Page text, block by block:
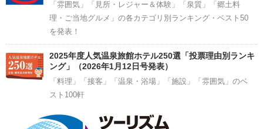
「雰囲気」「見所・レジャー＆体験」「泉質」「郷土料
理・ご当地グルメ」の各カテゴリ別ランキング・ベスト50
を発表！
2025年度人気温泉旅館ホテル250選「投票理由別ランキ
ング」（2026年1月12日号発表）
「料理」「接客」「温泉・浴場」「施設」「雰囲気」のベ
スト100軒